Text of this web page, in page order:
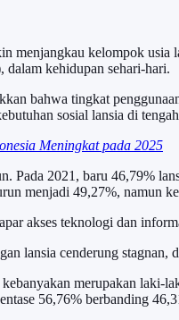
menjangkau kelompok
dalam kehidupan sehari-hari.
bahwa tingkat
sosial lansia di
Meningkat pada 2025
Pada 2021, baru 46,79%
menjadi 49,27%, namun
akses teknologi dan
lansia cenderung
merupakan laki-
56,76% berbanding